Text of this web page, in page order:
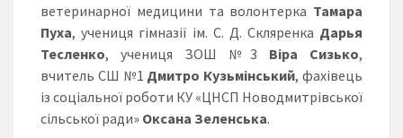
ветеринарної медицини та волонтерка Тамара
Пуха, учениця гімназії ім. С. Д. Скляренка Дарья
Тесленко, учениця ЗОШ №3 Віра Сизько,
вчитель СШ №1 Дмитро Кузьмінський, фахівець
із соціальної роботи КУ «ЦНСП Новодмитрівської
сільської ради» Оксана Зеленська.